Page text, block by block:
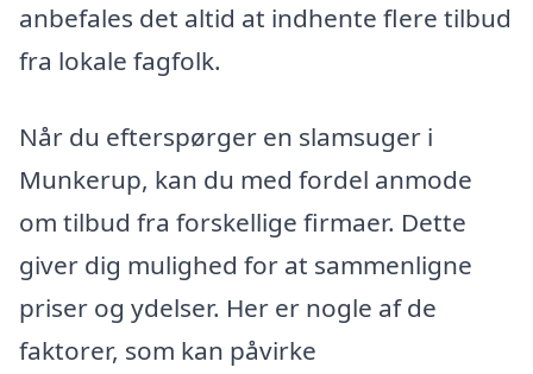
anbefales det altid at indhente flere tilbud
fra lokale fagfolk.
Når du efterspørger en slamsuger i
Munkerup, kan du med fordel anmode
om tilbud fra forskellige firmaer. Dette
giver dig mulighed for at sammenligne
priser og ydelser. Her er nogle af de
faktorer, som kan påvirke